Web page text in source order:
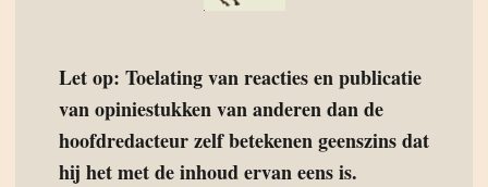
Let op: Toelating van reacties en publicatie
van opiniestukken van anderen dan de
hoofdredacteur zelf betekenen geenszins dat
hij het met de inhoud ervan eens is.